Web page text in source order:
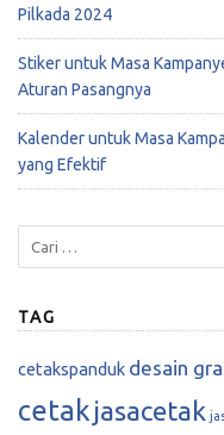
Pilkada 2024
Stiker untuk Masa
Aturan Pasangnya
Kalender untuk Masa
yang Efektif
TAG
cetakspanduk desain
cetak jasacetak